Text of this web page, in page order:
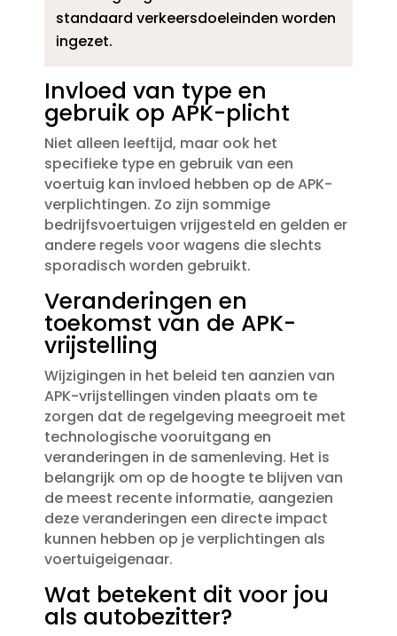
standaard verkeersdoeleinden worden
ingezet.​
Invloed van type en
gebruik op APK-plicht
Niet alleen leeftijd, maar ook het
specifieke type en gebruik van een
voertuig kan invloed hebben op de APK-
verplichtingen.​ Zo zijn sommige
bedrijfsvoertuigen vrijgesteld en gelden er
andere regels voor wagens die slechts
sporadisch worden gebruikt.​
Veranderingen en
toekomst van de APK-
vrijstelling
Wijzigingen in het beleid ten aanzien van
APK-vrijstellingen vinden plaats om te
zorgen dat de regelgeving meegroeit met
technologische vooruitgang en
veranderingen in de samenleving.​ Het is
belangrijk om op de hoogte te blijven van
de meest recente informatie, aangezien
deze veranderingen een directe impact
kunnen hebben op je verplichtingen als
voertuigeigenaar.​
Wat betekent dit voor jou
als autobezitter?